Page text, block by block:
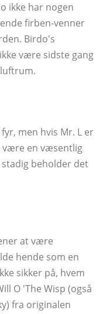
ikke har nogen
firben-venner
Birdo's
være sidste gang
men hvis Mr. L er
være en væsentlig
beholder det
at være
hende som en
sikker på, hvem
O 'The Wisp (også
fra originalen